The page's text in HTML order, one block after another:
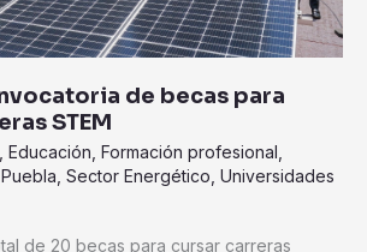
de becas para
STEM
Educación Formación profesional
Puebla Sector Energético Universidades
de 20 becas para cursar carreras